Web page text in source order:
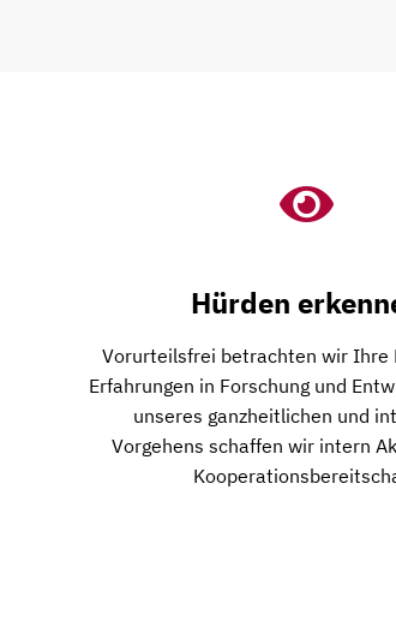
Hürden
Vorurteilsfrei betrachten wir Ihre
Erfahrungen in Forschung und
unseres ganzheitlichen und
Vorgehens schaffen wir intern